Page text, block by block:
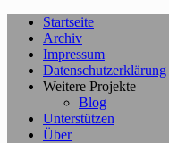
Startseite
Archiv
Impressum
Datenschutzerklärung
Weitere Projekte
Blog
Unterstützen
Über